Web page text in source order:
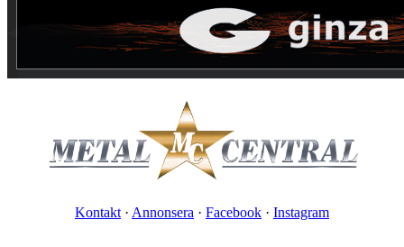
Kontakt · Annonsera · Facebook · Instagram